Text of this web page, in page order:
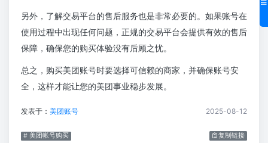
另外，了解交易平台的售后服务也是非常必要的。如果账号在
使用过程中出现任何问题，正规的交易平台会提供有效的售后
保障，确保您的购买体验没有后顾之忧。
总之，购买美团账号时要选择可信赖的商家，并确保账号安
全，这样才能让您的美团事业稳步发展。
发表于： 美团账号 2025-08-12
# 美团帐号购买 复制链接